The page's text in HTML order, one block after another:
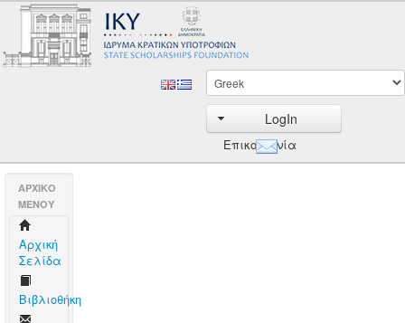
LogIn
Επικοινωνία
AΡΧΙΚΟ
ΜΕΝΟΥ
Aρχική
Σελίδα
Βιβλιοθήκη